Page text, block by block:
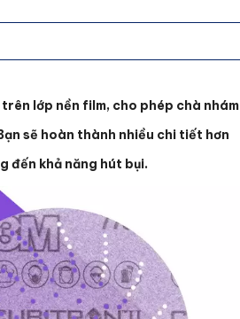
lớp nền film, cho phép chà nhám
sẽ hoàn thành nhiều chi tiết hơn
đến khả năng hút bụi.